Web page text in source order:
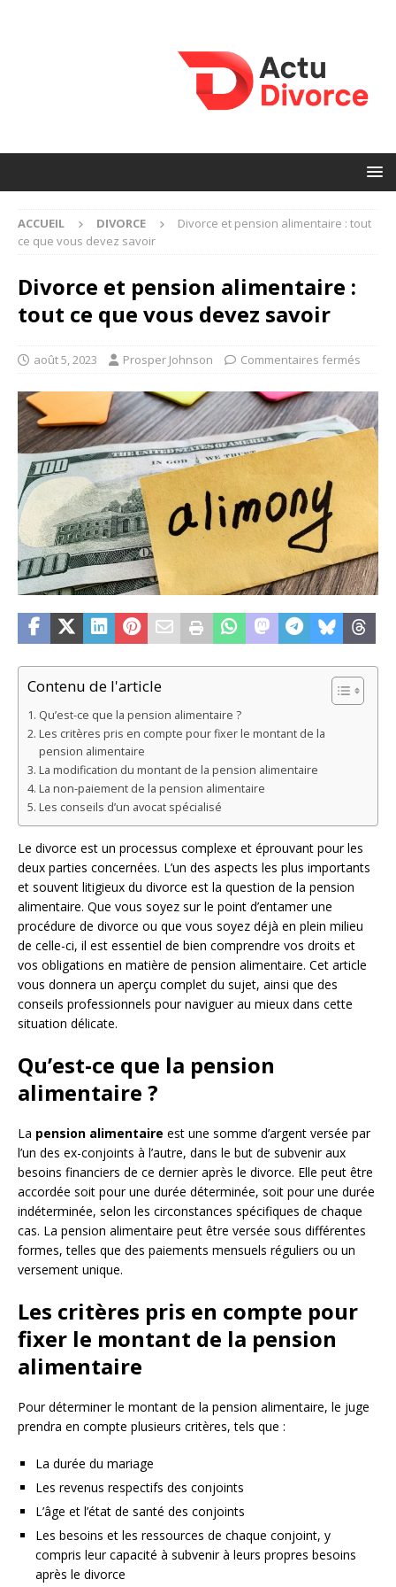
ACCUEIL DIVORCE
Divorce et pension alimentaire : tout
ce que vous devez savoir
Divorce et pension alimentaire :
tout ce que vous devez savoir
août 5, 2023 Prosper Johnson Commentaires fermés
Contenu de l'article
Qu’est-ce que la pension alimentaire ?
Les critères pris en compte pour fixer le montant de la
pension alimentaire
La modification du montant de la pension alimentaire
La non-paiement de la pension alimentaire
Les conseils d’un avocat spécialisé
Le divorce est un processus complexe et éprouvant pour les
deux parties concernées. L’un des aspects les plus importants
et souvent litigieux du divorce est la question de la pension
alimentaire. Que vous soyez sur le point d’entamer une
procédure de divorce ou que vous soyez déjà en plein milieu
de celle-ci, il est essentiel de bien comprendre vos droits et
vos obligations en matière de pension alimentaire. Cet article
vous donnera un aperçu complet du sujet, ainsi que des
conseils professionnels pour naviguer au mieux dans cette
situation délicate.
Qu’est-ce que la pension
alimentaire ?
La pension alimentaire est une somme d’argent versée par
l’un des ex-conjoints à l’autre, dans le but de subvenir aux
besoins financiers de ce dernier après le divorce. Elle peut être
accordée soit pour une durée déterminée, soit pour une durée
indéterminée, selon les circonstances spécifiques de chaque
cas. La pension alimentaire peut être versée sous différentes
formes, telles que des paiements mensuels réguliers ou un
versement unique.
Les critères pris en compte pour
fixer le montant de la pension
alimentaire
Pour déterminer le montant de la pension alimentaire, le juge
prendra en compte plusieurs critères, tels que :
La durée du mariage
Les revenus respectifs des conjoints
L’âge et l’état de santé des conjoints
Les besoins et les ressources de chaque conjoint, y
compris leur capacité à subvenir à leurs propres besoins
après le divorce